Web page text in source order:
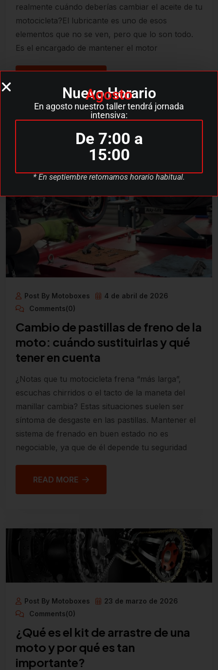
realmente cuándo deberías cambiar el aceite de tu
motocicleta?El lubricante es uno de esos
elementos que no se ven, pero que lo son todo.
Es el encargado de mantener el motor
Post By Motoboxes
4 de abril de 2026
Comments(0)
Cambio de pastillas de freno de la
moto: cuándo sustituirlas y qué
tener en cuenta
¿Notas que tu motocicleta frena “más larga”,
escuchas chirridos o el tacto de la maneta del
manillar cambia? Estas situaciones suelen ser
síntoma de desgaste en las pastillas. Mantener el
sistema de frenado en buen estado no es
negociable, ya que de él depende tu seguridad
READ MORE
Post By Motoboxes
23 de marzo de 2026
Comments(0)
¿Qué es el kit de arrastre de una
moto y por qué es tan
importante?
Nuevo Horario
Agosto
En agosto nuestro taller tendrá jornada
intensiva:
De 7:00 a
15:00
* En septiembre retomamos horario habitual.